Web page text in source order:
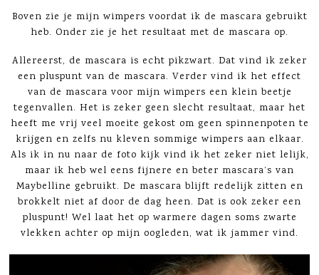
Boven zie je mijn wimpers voordat ik de mascara gebruikt
heb. Onder zie je het resultaat met de mascara op.
Allereerst, de mascara is echt pikzwart. Dat vind ik zeker
een pluspunt van de mascara. Verder vind ik het effect
van de mascara voor mijn wimpers een klein beetje
tegenvallen. Het is zeker geen slecht resultaat, maar het
heeft me vrij veel moeite gekost om geen spinnenpoten te
krijgen en zelfs nu kleven sommige wimpers aan elkaar.
Als ik in nu naar de foto kijk vind ik het zeker niet lelijk,
maar ik heb wel eens fijnere en beter mascara’s van
Maybelline gebruikt. De mascara blijft redelijk zitten en
brokkelt niet af door de dag heen. Dat is ook zeker een
pluspunt! Wel laat het op warmere dagen soms zwarte
vlekken achter op mijn oogleden, wat ik jammer vind.